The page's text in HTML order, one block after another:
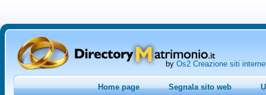
by Os2 Creazione siti
Home page Segnala sito web